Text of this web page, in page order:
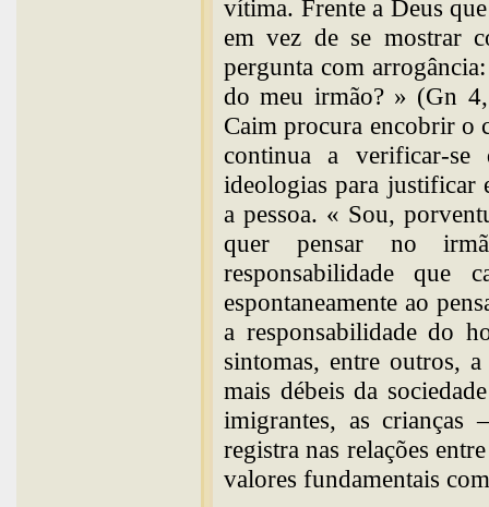
vítima. Frente a Deus
em vez de se mostrar
pergunta com
do meu irmão? » (Gn
Caim procura encobrir o
continua a verificar-se
ideologias para justificar
a pessoa. « Sou,
quer pensar no
responsabilidade que
espontaneamente ao
a responsabilidade do
sintomas, entre outros,
mais débeis da
imigrantes, as crianças
registra nas relações
valores fundamentais